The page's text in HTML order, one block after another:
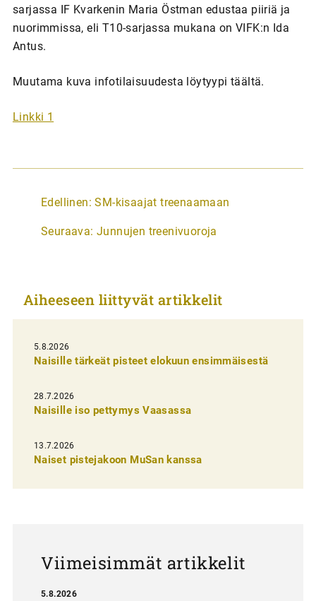
sarjassa IF Kvarkenin Maria Östman edustaa piiriä ja
nuorimmissa, eli T10-sarjassa mukana on VIFK:n Ida
Antus.
Muutama kuva infotilaisuudesta löytyypi täältä.
Linkki 1
A
t
k
e
l
i
e
n
e
Edellinen: SM-kisaajat treenaamaan
Seuraava: Junnujen treenivuoroja
Aiheeseen liittyvät artikkelit
5.8.2026
Naisille tärkeät pisteet elokuun ensimmäisestä
28.7.2026
Naisille iso pettymys Vaasassa
13.7.2026
Naiset pistejakoon MuSan kanssa
Viimeisimmät artikkelit
5.8.2026